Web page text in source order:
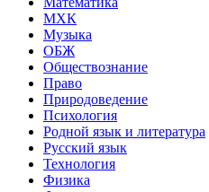
МХК
Музыка
ОБЖ
Обществознание
Право
Природоведение
Психология
Родной язык и литература
Русский язык
Технология
Физика